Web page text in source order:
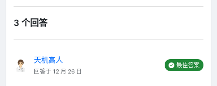
3 个回答
天机高人
回答于 12 月 26 日
最佳答案